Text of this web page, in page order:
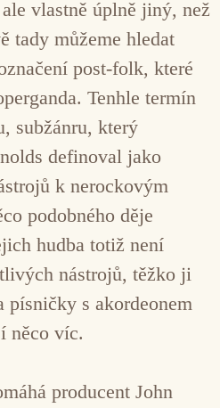
vlastně úplně jiný, než
tady můžeme hledat
post-folk, které
Tenhle termín
subžánru, který
definoval jako
k nerockovým
podobného děje
hudba totiž není
nástrojů, těžko ji
písničky s akordeonem
něco víc.
producent John